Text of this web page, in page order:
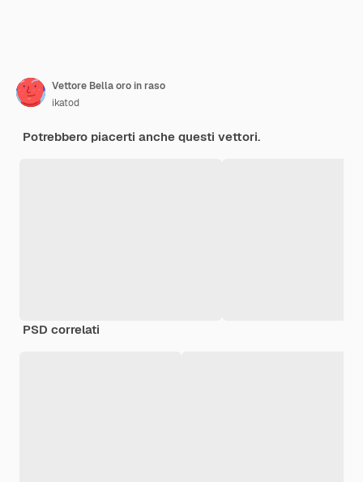
Vettore Bella oro in raso
ikatod
Potrebbero piacerti anche questi vettori.
PSD correlati